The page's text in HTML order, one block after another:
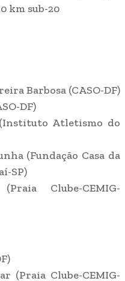
km sub-20
Barbosa (CASO-DF)
DF)
Atletismo do
(Fundação Casa da
SP)
Clube-CEMIG-
(Praia Clube-CEMIG-